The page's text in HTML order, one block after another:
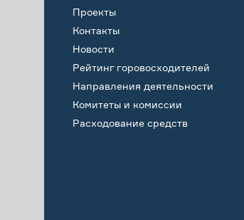
Проекты
Контакты
Новости
Рейтинг горовосходителей
Направления деятельности
Комитеты и комиссии
Расходование средств